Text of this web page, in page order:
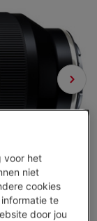
voor het
niet
cookies
te
door jou